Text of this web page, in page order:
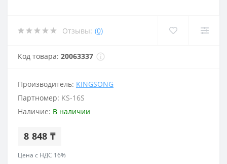
Отзывы: (0)
Код товара: 20063337
Производитель: KINGSONG
Партномер: KS-16S
Наличие: В наличии
8 848 ₸
Цена с НДС 16%